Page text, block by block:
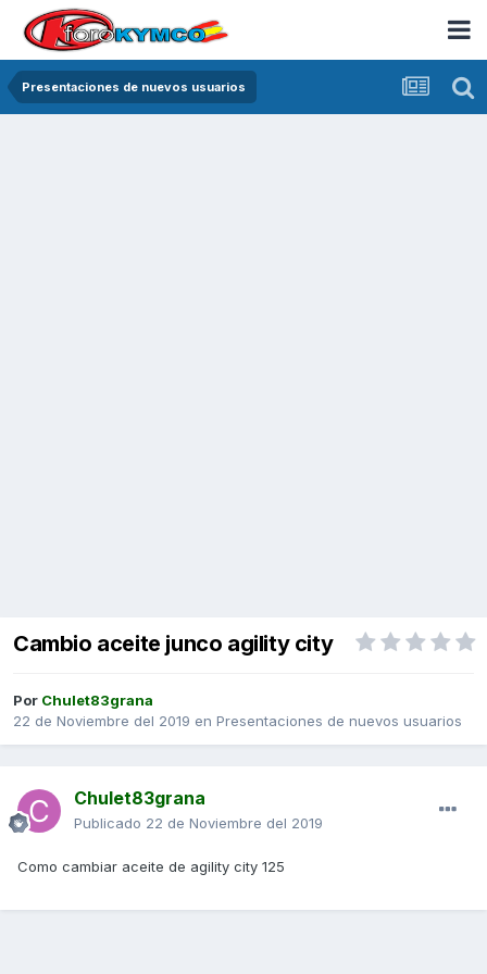
Presentaciones de nuevos usuarios
Cambio aceite junco agility city
Por Chulet83grana
22 de Noviembre del 2019 en Presentaciones de nuevos usuarios
Chulet83grana
Publicado 22 de Noviembre del 2019
Como cambiar aceite de agility city 125